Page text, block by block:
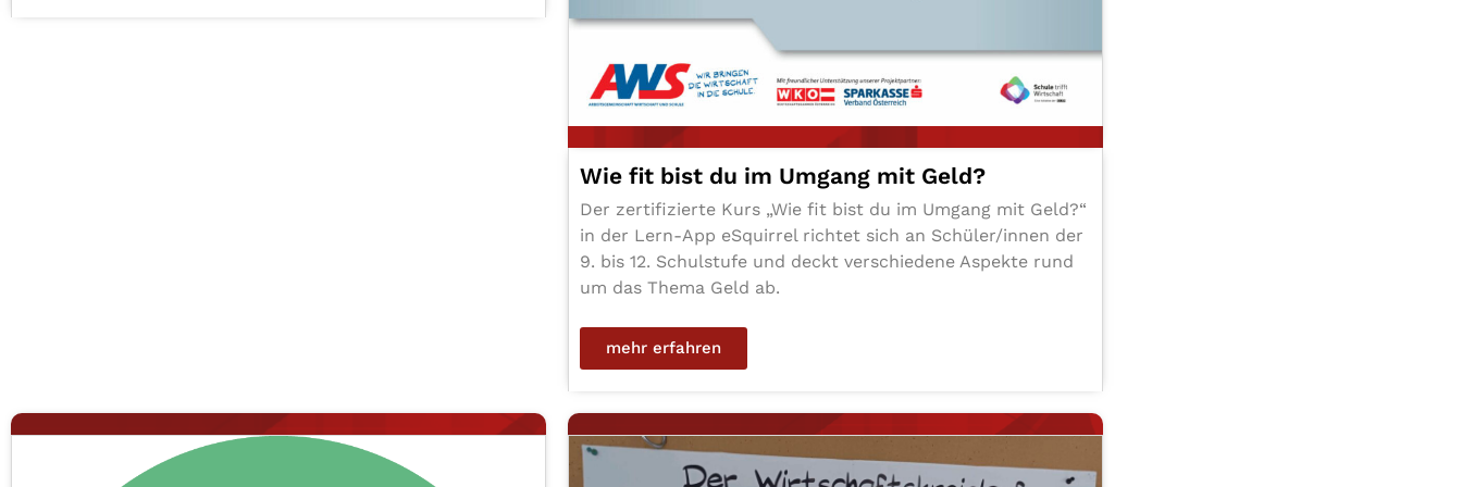
Wie fit bist du im Umgang mit Geld?
Der zer­ti­fi­zier­te Kurs „Wie fit bist du im Umgang mit Geld?“
in der Lern-App eSquirrel richtet sich an Schüler/​innen der
9. bis 12. Schul­stu­fe und deckt ver­schie­de­ne Aspekte rund
um das Thema Geld ab.
mehr erfahren